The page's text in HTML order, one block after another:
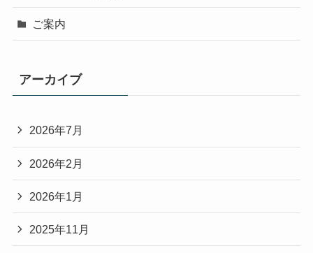
ご案内
アーカイブ
2026年7月
2026年2月
2026年1月
2025年11月